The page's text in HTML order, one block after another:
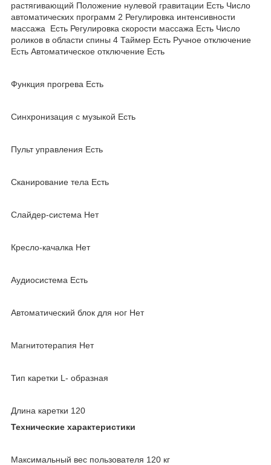
растягивающий Положение нулевой гравитации Есть Число
автоматических программ 2 Регулировка интенсивности
массажа Есть Регулировка скорости массажа Есть Число
роликов в области спины 4 Таймер Есть Ручное отключение
Есть Автоматическое отключение Есть
Функция прогрева Есть
Синхронизация с музыкой Есть
Пульт управления Есть
Сканирование тела Есть
Слайдер-система Нет
Кресло-качалка Нет
Аудиосистема Есть
Автоматический блок для ног Нет
Магнитотерапия Нет
Тип каретки L- образная
Длина каретки 120
Технические характеристики
Максимальный вес пользователя 120 кг